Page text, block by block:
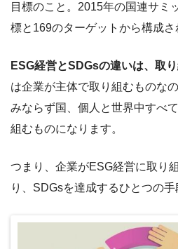
目標のこと。2015年の国連サミ
標と169のターゲットから構成さ
ESG経営とSDGsの違いは、取
は企業が主体で取り組むものな
みならず国、個人と世界中すべ
組むものになります。
つまり、企業がESG経営に取り
り、SDGsを達成するひとつの手